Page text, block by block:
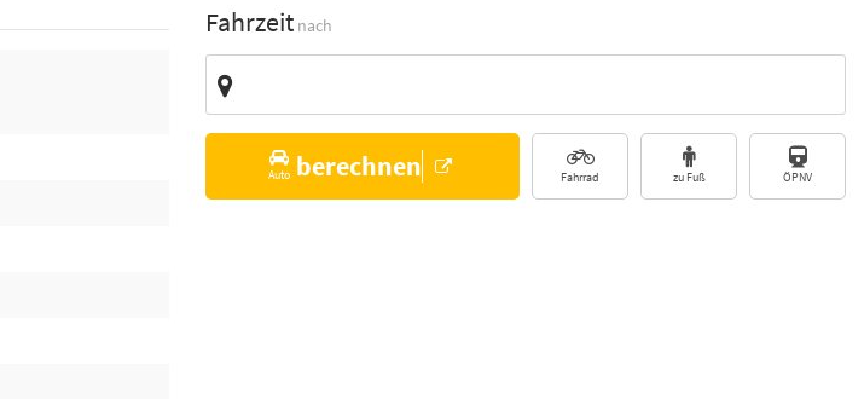
Fahrzeit nach
Vorschläge
Auto berechnen Fahrrad zu Fuß ÖPNV